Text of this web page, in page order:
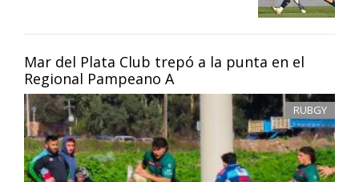
Mar del Plata Club trepó a la punta en el
Regional Pampeano A
RUBGY